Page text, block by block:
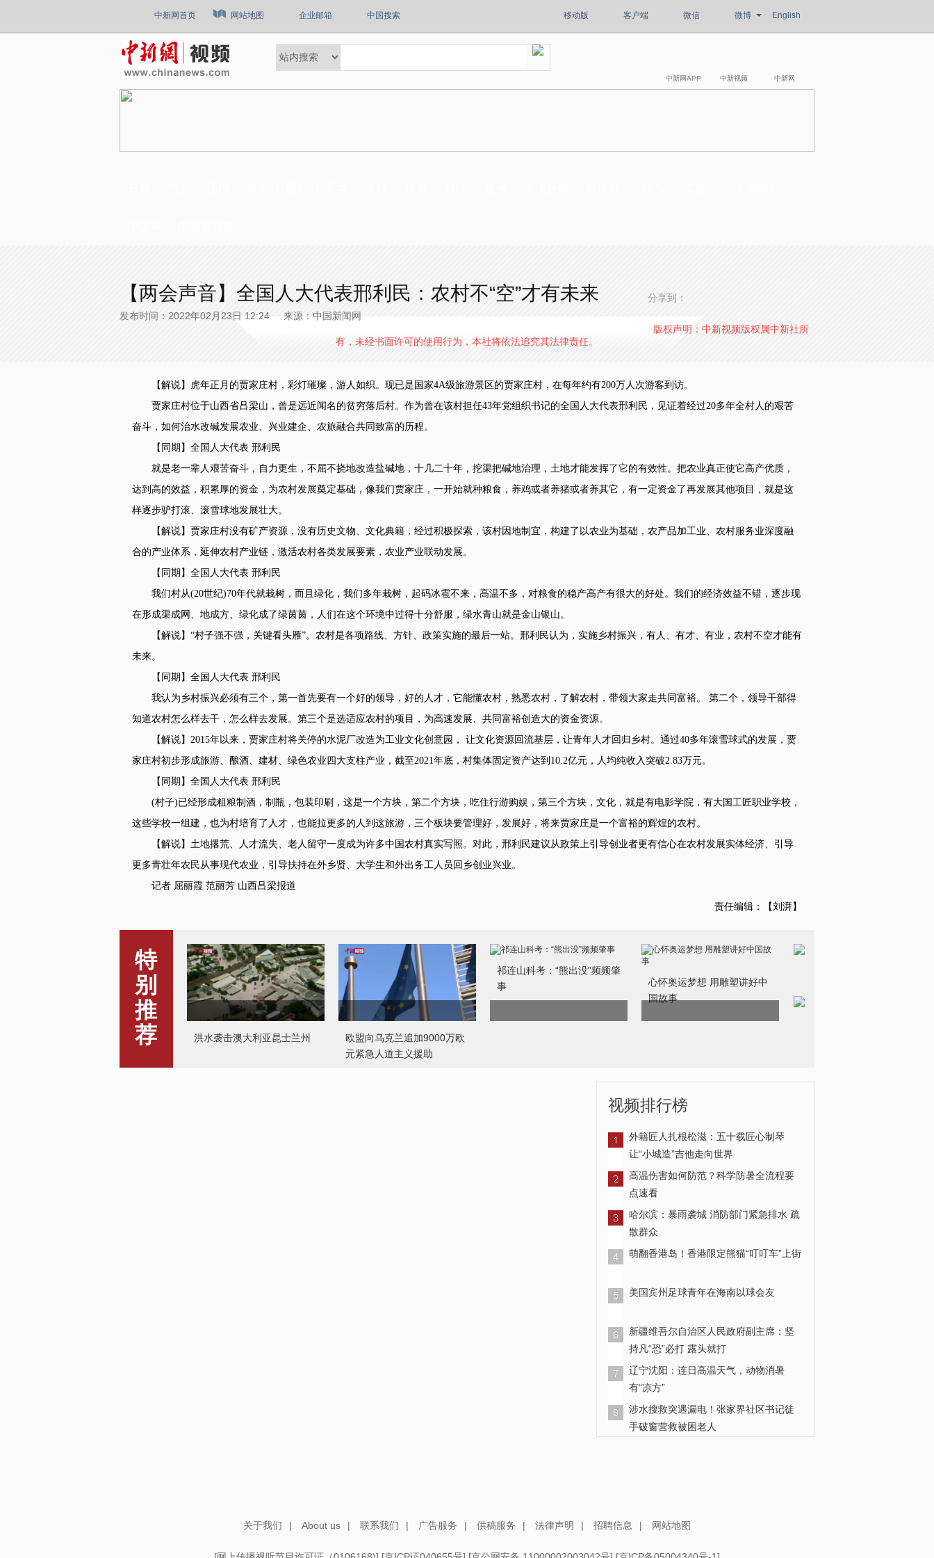
中新网首页 网站地图 企业邮箱 中国搜索 移动版 客户端 微信 微博 English
中新网APP 中新视频 中新网
【两会声音】全国人大代表邢利民：农村不“空”才有未来
发布时间：2022年02月23日 12:24 来源：中国新闻网
分享到：
版权声明：中新视频版权属中新社所
有，未经书面许可的使用行为，本社将依法追究其法律责任。
【解说】虎年正月的贾家庄村，彩灯璀璨，游人如织。现已是国家4A级旅游景区的贾家庄村，在每年约有200万人次游客到访。
贾家庄村位于山西省吕梁山，曾是远近闻名的贫穷落后村。作为曾在该村担任43年党组织书记的全国人大代表邢利民，见证着经过20多年全村人的艰苦
奋斗，如何治水改碱发展农业、兴业建企、农旅融合共同致富的历程。
【同期】全国人大代表 邢利民
就是老一辈人艰苦奋斗，自力更生，不屈不挠地改造盐碱地，十几二十年，挖渠把碱地治理，土地才能发挥了它的有效性。把农业真正使它高产优质，
达到高的效益，积累厚的资金，为农村发展奠定基础，像我们贾家庄，一开始就种粮食，养鸡或者养猪或者养其它，有一定资金了再发展其他项目，就是这
样逐步驴打滚、滚雪球地发展壮大。
【解说】贾家庄村没有矿产资源，没有历史文物、文化典籍，经过积极探索，该村因地制宜，构建了以农业为基础，农产品加工业、农村服务业深度融
合的产业体系，延伸农村产业链，激活农村各类发展要素，农业产业联动发展。
【同期】全国人大代表 邢利民
我们村从(20世纪)70年代就栽树，而且绿化，我们多年栽树，起码冰雹不来，高温不多，对粮食的稳产高产有很大的好处。我们的经济效益不错，逐步现
在形成渠成网、地成方、绿化成了绿茵茵，人们在这个环境中过得十分舒服，绿水青山就是金山银山。
【解说】“村子强不强，关键看头雁”。农村是各项路线、方针、政策实施的最后一站。邢利民认为，实施乡村振兴，有人、有才、有业，农村不空才能有
未来。
【同期】全国人大代表 邢利民
我认为乡村振兴必须有三个，第一首先要有一个好的领导，好的人才，它能懂农村，熟悉农村，了解农村，带领大家走共同富裕。 第二个，领导干部得
知道农村怎么样去干，怎么样去发展。第三个是选适应农村的项目，为高速发展、共同富裕创造大的资金资源。
【解说】2015年以来，贾家庄村将关停的水泥厂改造为工业文化创意园， 让文化资源回流基层，让青年人才回归乡村。通过40多年滚雪球式的发展，贾
家庄村初步形成旅游、酿酒、建材、绿色农业四大支柱产业，截至2021年底，村集体固定资产达到10.2亿元，人均纯收入突破2.83万元。
【同期】全国人大代表 邢利民
(村子)已经形成粗粮制酒，制瓶，包装印刷，这是一个方块，第二个方块，吃住行游购娱，第三个方块，文化，就是有电影学院，有大国工匠职业学校，
这些学校一组建，也为村培育了人才，也能拉更多的人到这旅游，三个板块要管理好，发展好，将来贾家庄是一个富裕的辉煌的农村。
【解说】土地撂荒、人才流失、老人留守一度成为许多中国农村真实写照。对此，邢利民建议从政策上引导创业者更有信心在农村发展实体经济、引导
更多青壮年农民从事现代农业，引导扶持在外乡贤、大学生和外出务工人员回乡创业兴业。
记者 屈丽霞 范丽芳 山西吕梁报道
责任编辑：【刘湃】
特
别
推
荐
洪水袭击澳大利亚昆士兰州
欧盟向乌克兰追加9000万欧
元紧急人道主义援助
祁连山科考：“熊出没”频频肇
事
心怀奥运梦想 用雕塑讲好中
国故事
乌克兰总统：俄乌会谈没有
取得预期结果
视频排行榜
外籍匠人扎根松滋：五十载匠心制琴
让“小城造”吉他走向世界
高温伤害如何防范？科学防暑全流程要
点速看
哈尔滨：暴雨袭城 消防部门紧急排水 疏
散群众
萌翻香港岛！香港限定熊猫“叮叮车”上街
美国宾州足球青年在海南以球会友
新疆维吾尔自治区人民政府副主席：坚
持凡“恐”必打 露头就打
辽宁沈阳：连日高温天气，动物消暑
有“凉方”
涉水搜救突遇漏电！张家界社区书记徒
手破窗营救被困老人
关于我们 | About us | 联系我们 | 广告服务 | 供稿服务 | 法律声明 | 招聘信息 | 网站地图